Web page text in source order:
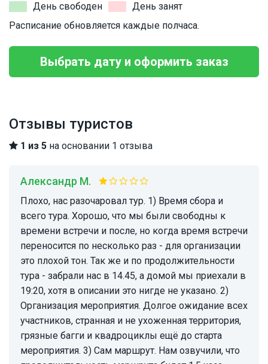
День свободен
День занят
Расписание обновляется каждые полчаса.
Выбрать дату и оформить заказ
Отзывы туристов
1 из 5 на основании 1 отзыва
Александр М.
Плохо, нас разочаровал тур. 1) Время сбора и
всего тура. Хорошо, что мы были свободны к
времени встречи и после, но когда время встречи
переносится по несколько раз - для организации
это плохой тон. Так же и по продолжительности
тура - забрали нас в 14.45, а домой мы приехали в
19:20, хотя в описании это нигде не указано. 2)
Организация мероприятия. Долгое ожидание всех
участников, странная и не ухоженная территория,
грязные багги и квадроциклы ещё до старта
мероприятия. 3) Сам маршрут. Нам озвучили, что